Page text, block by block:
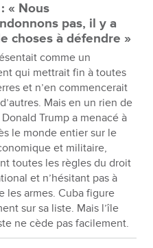
« Nous
pas, il y a
choses à défendre »
comme un
qui mettrait fin à toutes
et n’en commencerait
Mais en un rien de
Trump a menacé à
le monde entier sur le
et militaire,
toutes les règles du droit
et n’hésitant pas à
les armes. Cuba figure
sur sa liste. Mais l’île
ne cède pas facilement.